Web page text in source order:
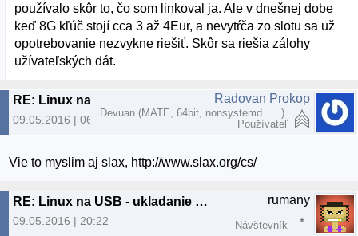
používalo skôr to, čo som linkoval ja. Ale v dnešnej dobe
keď 8G kľúč stojí cca 3 až 4Eur, a nevytŕča zo slotu sa už
opotrebovanie nezvykne riešiť. Skôr sa riešia zálohy
užívateľských dát.
09.05.2016 | 06:20
Radovan Prokop
Devuan (MATE, 64bit, nonsystemd..... )
Používateľ
Vie to myslim aj slax, http://www.slax.org/cs/
RE: Linux na USB - ukladanie nastavenia a SW do USB
09.05.2016 | 20:22
rumany
Návštevník